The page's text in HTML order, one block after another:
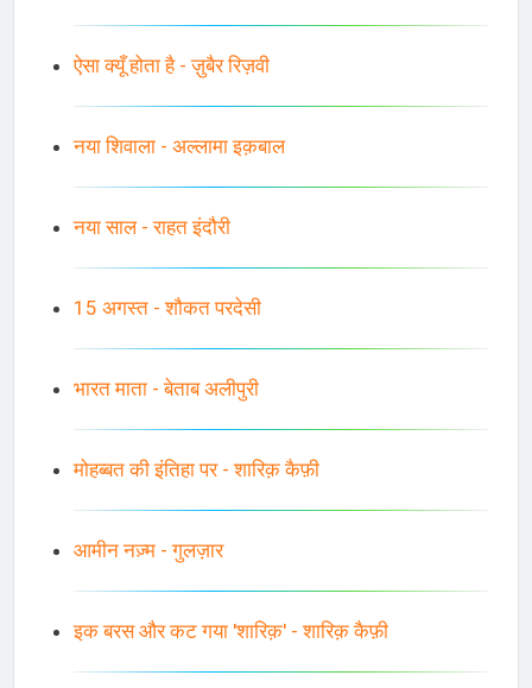
ऐसा क्यूँ होता है - ज़ुबैर रिज़वी
नया शिवाला - अल्लामा इक़बाल
नया साल - राहत इंदौरी
15 अगस्त - शौकत परदेसी
भारत माता - बेताब अलीपुरी
मोहब्बत की इंतिहा पर - शारिक़ कैफ़ी
आमीन नज़्म - गुलज़ार
इक बरस और कट गया 'शारिक़' - शारिक़ कैफ़ी